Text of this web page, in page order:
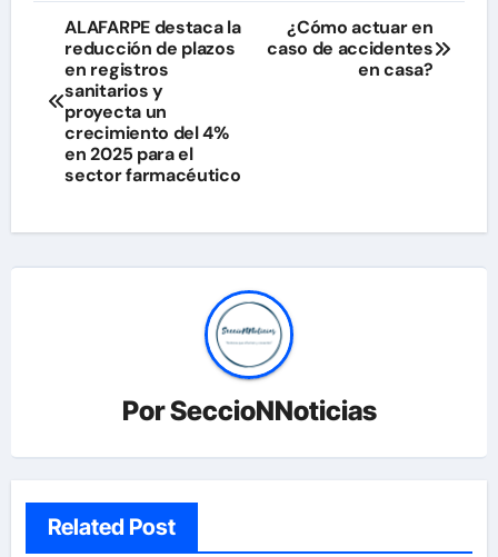
Navegación
de
entradas
ALAFARPE destaca la
reducción de plazos
en registros
sanitarios y
proyecta un
crecimiento del 4%
en 2025 para el
sector farmacéutico
¿Cómo actuar en
caso de accidentes
en casa?
PorSeccioNNoticias
Related Post